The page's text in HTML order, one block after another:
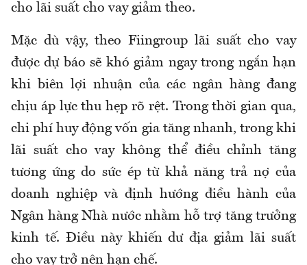
cho lãi suất cho vay giảm theo.
Mặc dù vậy, theo Fiingroup lãi suất cho vay
được dự báo sẽ khó giảm ngay trong ngắn hạn
khi biên lợi nhuận của các ngân hàng đang
chịu áp lực thu hẹp rõ rệt. Trong thời gian qua,
chi phí huy động vốn gia tăng nhanh, trong khi
lãi suất cho vay không thể điều chỉnh tăng
tương ứng do sức ép từ khả năng trả nợ của
doanh nghiệp và định hướng điều hành của
Ngân hàng Nhà nước nhằm hỗ trợ tăng trưởng
kinh tế. Điều này khiến dư địa giảm lãi suất
cho vay trở nên hạn chế.